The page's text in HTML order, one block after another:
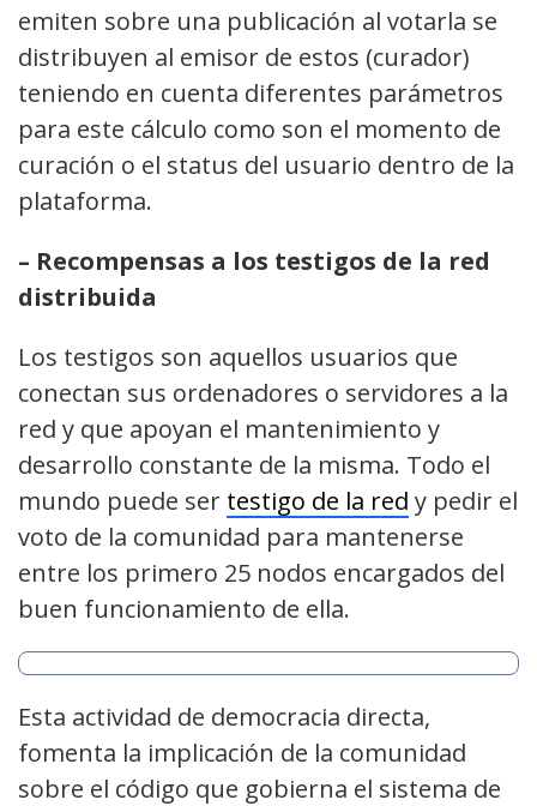
emiten sobre una publicación al votarla se
distribuyen al emisor de estos (curador)
teniendo en cuenta diferentes parámetros
para este cálculo como son el momento de
curación o el status del usuario dentro de la
plataforma.
– Recompensas a los testigos de la red
distribuida
Los testigos son aquellos usuarios que
conectan sus ordenadores o servidores a la
red y que apoyan el mantenimiento y
desarrollo constante de la misma. Todo el
mundo puede ser testigo de la red y pedir el
voto de la comunidad para mantenerse
entre los primero 25 nodos encargados del
buen funcionamiento de ella.
Esta actividad de democracia directa,
fomenta la implicación de la comunidad
sobre el código que gobierna el sistema de